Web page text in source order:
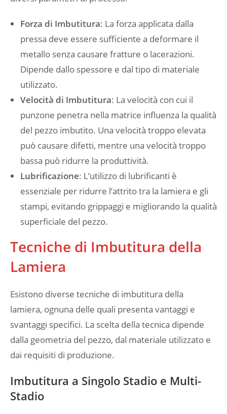
Forza di Imbutitura: La forza applicata dalla
pressa deve essere sufficiente a deformare il
metallo senza causare fratture o lacerazioni.
Dipende dallo spessore e dal tipo di materiale
utilizzato.
Velocità di Imbutitura: La velocità con cui il
punzone penetra nella matrice influenza la qualità
del pezzo imbutito. Una velocità troppo elevata
può causare difetti, mentre una velocità troppo
bassa può ridurre la produttività.
Lubrificazione: L’utilizzo di lubrificanti è
essenziale per ridurre l’attrito tra la lamiera e gli
stampi, evitando grippaggi e migliorando la qualità
superficiale del pezzo.
Tecniche di Imbutitura della
Lamiera
Esistono diverse tecniche di imbutitura della
lamiera, ognuna delle quali presenta vantaggi e
svantaggi specifici. La scelta della tecnica dipende
dalla geometria del pezzo, dal materiale utilizzato e
dai requisiti di produzione.
Imbutitura a Singolo Stadio e Multi-
Stadio